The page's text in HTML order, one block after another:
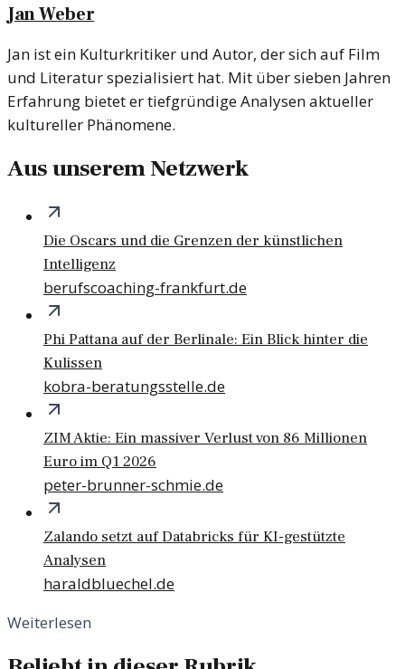
Jan Weber
Jan ist ein Kulturkritiker und Autor, der sich auf Film
und Literatur spezialisiert hat. Mit über sieben Jahren
Erfahrung bietet er tiefgründige Analysen aktueller
kultureller Phänomene.
Aus unserem Netzwerk
Die Oscars und die Grenzen der künstlichen
Intelligenz
berufscoaching-frankfurt.de
Phi Pattana auf der Berlinale: Ein Blick hinter die
Kulissen
kobra-beratungsstelle.de
ZIM Aktie: Ein massiver Verlust von 86 Millionen
Euro im Q1 2026
peter-brunner-schmie.de
Zalando setzt auf Databricks für KI-gestützte
Analysen
haraldbluechel.de
Weiterlesen